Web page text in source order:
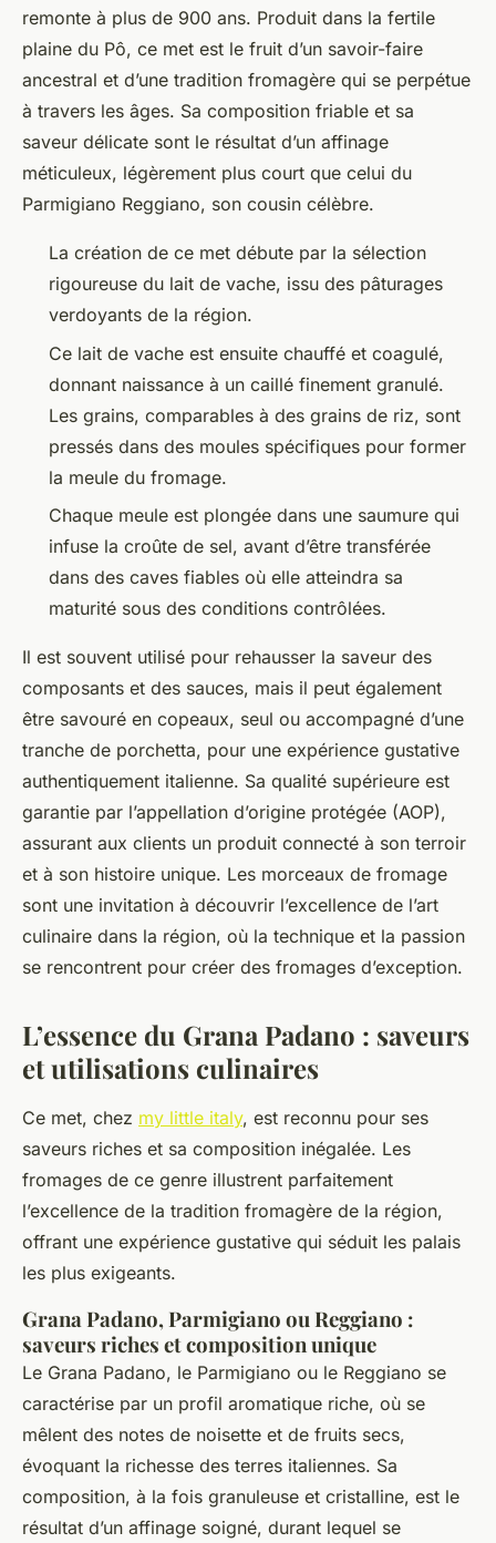
remonte à plus de 900 ans. Produit dans la fertile
plaine du Pô, ce met est le fruit d’un savoir-faire
ancestral et d’une tradition fromagère qui se perpétue
à travers les âges. Sa composition friable et sa
saveur délicate sont le résultat d’un affinage
méticuleux, légèrement plus court que celui du
Parmigiano Reggiano, son cousin célèbre.
La création de ce met débute par la sélection
rigoureuse du lait de vache, issu des pâturages
verdoyants de la région.
Ce lait de vache est ensuite chauffé et coagulé,
donnant naissance à un caillé finement granulé.
Les grains, comparables à des grains de riz, sont
pressés dans des moules spécifiques pour former
la meule du fromage.
Chaque meule est plongée dans une saumure qui
infuse la croûte de sel, avant d’être transférée
dans des caves fiables où elle atteindra sa
maturité sous des conditions contrôlées.
Il est souvent utilisé pour rehausser la saveur des
composants et des sauces, mais il peut également
être savouré en copeaux, seul ou accompagné d’une
tranche de porchetta, pour une expérience gustative
authentiquement italienne. Sa qualité supérieure est
garantie par l’appellation d’origine protégée (AOP),
assurant aux clients un produit connecté à son terroir
et à son histoire unique. Les morceaux de fromage
sont une invitation à découvrir l’excellence de l’art
culinaire dans la région, où la technique et la passion
se rencontrent pour créer des fromages d’exception.
L’essence du Grana Padano : saveurs
et utilisations culinaires
Ce met, chez my little italy, est reconnu pour ses
saveurs riches et sa composition inégalée. Les
fromages de ce genre illustrent parfaitement
l’excellence de la tradition fromagère de la région,
offrant une expérience gustative qui séduit les palais
les plus exigeants.
Grana Padano, Parmigiano ou Reggiano :
saveurs riches et composition unique
Le Grana Padano, le Parmigiano ou le Reggiano se
caractérise par un profil aromatique riche, où se
mêlent des notes de noisette et de fruits secs,
évoquant la richesse des terres italiennes. Sa
composition, à la fois granuleuse et cristalline, est le
résultat d’un affinage soigné, durant lequel se